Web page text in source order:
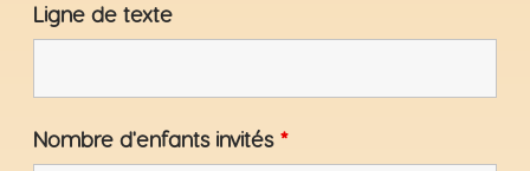
Ligne de texte
Nombre d'enfants invités *